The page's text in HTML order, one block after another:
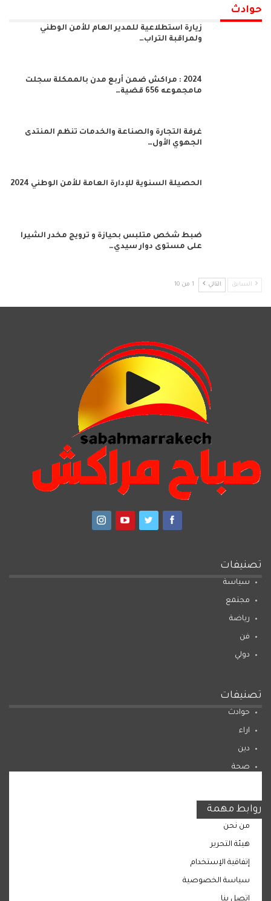
حوادث
زيارة استطلاعية للمدير العام للأمن الوطني
ولمراقبة التراب…
2024 : مراكش ضمن أربع مدن بالممكلة سجلت
مامجموعه 656 قضية…
غرفة التجارة والصناعة والخدمات تنظم المنتدى
الجهوي الأول…
الحصيلة السنوية للإدارة العامة للأمن الوطني 2024
ضبط شخص متلبس بحيازة و ترويج مخدر الشيرا
على مستوى دوار سيدي…
السابق التالي 1 من 10
تصنيفات
سياسة
مجتمع
رياضة
فن
دولي
تصنيفات
حوادث
اراء
دين
صحة
روابط مهمة
من نحن
هيئة التحرير
إتفاقية الإستخدام
سياسة الخصوصية
اتصل بنا